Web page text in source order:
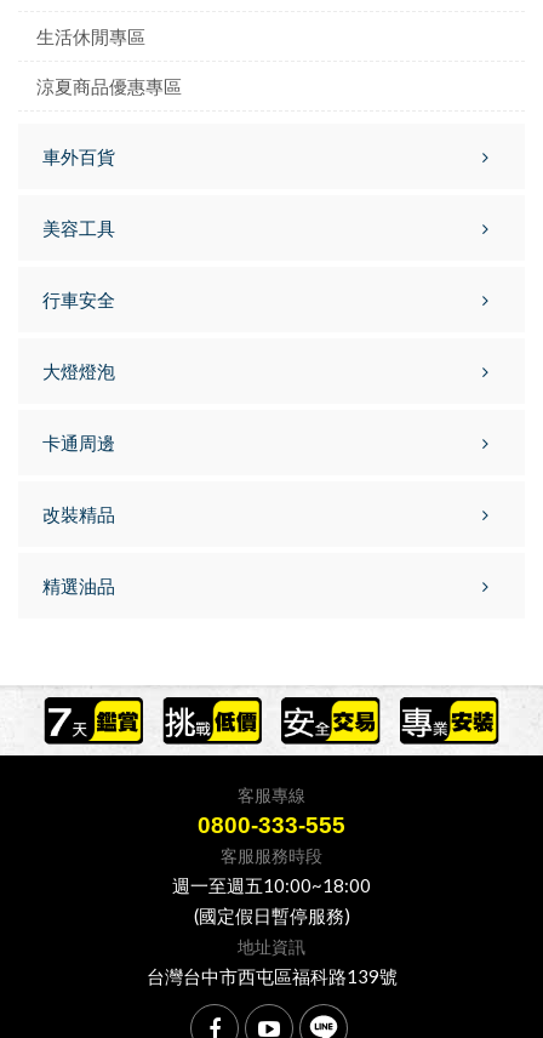
生活休閒專區
涼夏商品優惠專區
車外百貨
美容工具
行車安全
大燈燈泡
卡通周邊
改裝精品
精選油品
客服專線
0800-333-555
客服服務時段
週一至週五10:00~18:00
(國定假日暫停服務)
地址資訊
台灣台中市西屯區福科路139號